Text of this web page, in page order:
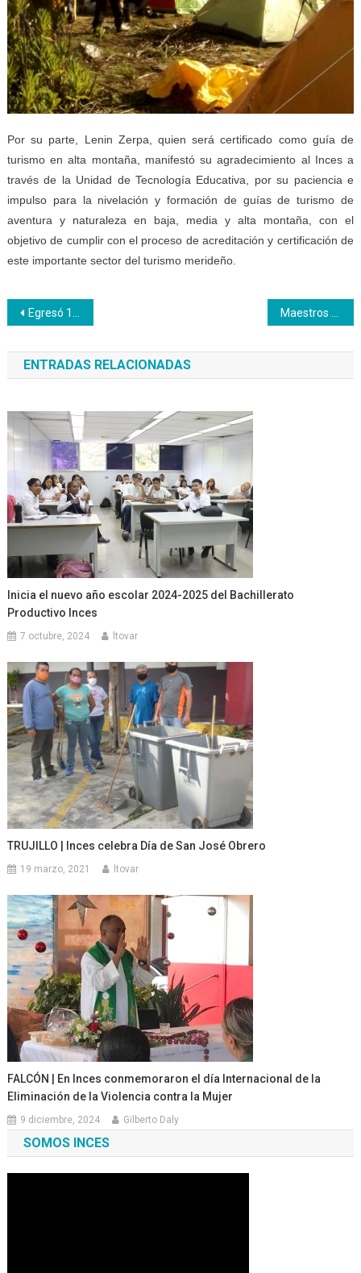
Por su parte, Lenin Zerpa, quien será certificado como guía de
turismo en alta montaña, manifestó su agradecimiento al Inces a
través de la Unidad de Tecnología Educativa, por su paciencia e
impulso para la nivelación y formación de guías de turismo de
aventura y naturaleza en baja, media y alta montaña, con el
objetivo de cumplir con el proceso de acreditación y certificación de
este importante sector del turismo merideño.
Navegación
de
entradas
Egresó 1era Promoción de Asistentes de Emergencia Prehospitalaria del Inces Falcón
ENTRADAS RELACIONADAS
Inicia el nuevo año escolar 2024-2025 del Bachillerato
Productivo Inces
7 octubre, 2024 ltovar
TRUJILLO | Inces celebra Día de San José Obrero
19 marzo, 2021 ltovar
FALCÓN | En Inces conmemoraron el día Internacional de la
Eliminación de la Violencia contra la Mujer
9 diciembre, 2024 Gilberto Daly
SOMOS INCES